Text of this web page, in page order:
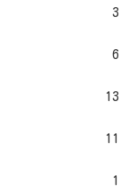
3
6
13
11
1